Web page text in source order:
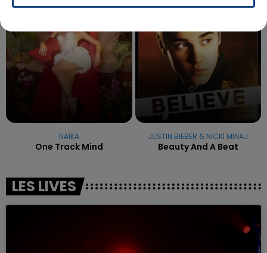
NAÏKA
One Track Mind
JUSTIN BIEBER & NICKI MINAJ
Beauty And A Beat
LES LIVES